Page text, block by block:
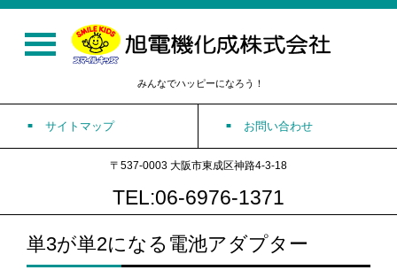
みんなでハッピーになろう！
サイトマップ お問い合わせ
〒537-0003 大阪市東成区神路4-3-18
TEL:06-6976-1371
単3が単2になる電池アダプター